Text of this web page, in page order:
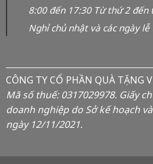
8:00 đến 17:30 Từ thứ 2 đến
Nghỉ chủ nhật và các ngày lễ
CÔNG TY CỔ PHẦN QUÀ TẶNG
Mã số thuế: 0317029978. Giấy
doanh nghiệp do Sở kế hoạch
ngày 12/11/2021.